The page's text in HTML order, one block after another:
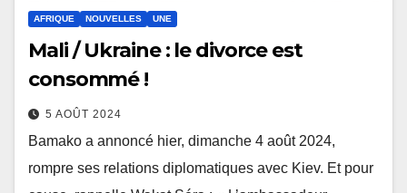
AFRIQUE NOUVELLES UNE
Mali / Ukraine : le divorce est
consommé !
5 AOÛT 2024
Bamako a annoncé hier, dimanche 4 août 2024,
rompre ses relations diplomatiques avec Kiev. Et pour